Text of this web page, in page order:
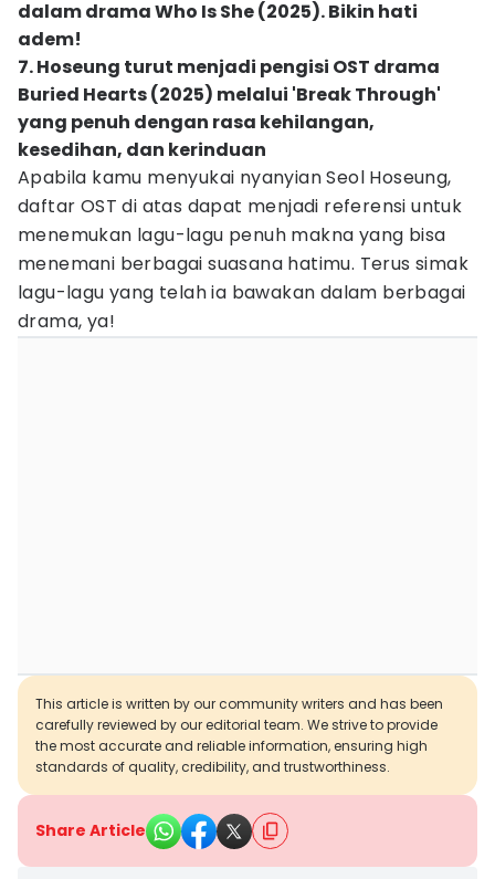
dalam drama Who Is She (2025). Bikin hati
adem!
7. Hoseung turut menjadi pengisi OST drama
Buried Hearts (2025) melalui 'Break Through'
yang penuh dengan rasa kehilangan,
kesedihan, dan kerinduan
Apabila kamu menyukai nyanyian Seol Hoseung,
daftar OST di atas dapat menjadi referensi untuk
menemukan lagu-lagu penuh makna yang bisa
menemani berbagai suasana hatimu. Terus simak
lagu-lagu yang telah ia bawakan dalam berbagai
drama, ya!
This article is written by our community writers and has been
carefully reviewed by our editorial team. We strive to provide
the most accurate and reliable information, ensuring high
standards of quality, credibility, and trustworthiness.
Share Article